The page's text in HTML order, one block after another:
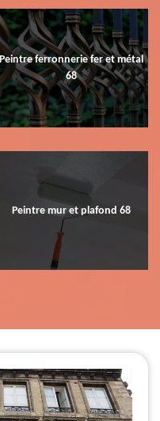
Peintre ferronnerie fer et métal
68
Peintre mur et plafond 68